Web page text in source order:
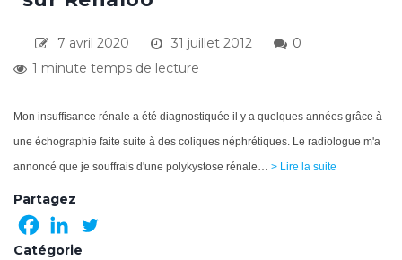
7 avril 2020 31 juillet 2012
0
1 minute temps de lecture
Mon insuffisance rénale a été diagnostiquée il y a quelques années grâce à
une échographie faite suite à des coliques néphrétiques. Le radiologue m'a
annoncé que je souffrais d'une polykystose rénale… > Lire la suite
Partagez
Catégorie